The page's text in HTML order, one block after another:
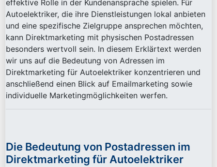
effektive Rolle in der Kundenansprache spielen. Für
Autoelektriker, die ihre Dienstleistungen lokal anbieten
und eine spezifische Zielgruppe ansprechen möchten,
kann Direktmarketing mit physischen Postadressen
besonders wertvoll sein. In diesem Erklärtext werden
wir uns auf die Bedeutung von Adressen im
Direktmarketing für Autoelektriker konzentrieren und
anschließend einen Blick auf Emailmarketing sowie
individuelle Marketingmöglichkeiten werfen.
Die Bedeutung von Postadressen im
Direktmarketing für Autoelektriker